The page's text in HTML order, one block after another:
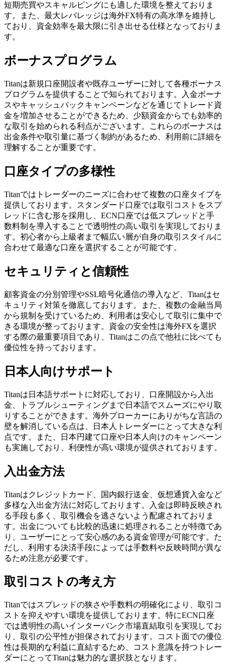
短期売買やスキャルピングにも適した環境を整えておりま
す。また、最大レバレッジは海外FX特有の高水準を維持し
ており、資金効率を最大限に引き出せる仕様となっておりま
す。
ボーナスプログラム
Titanは新規口座開設者や既存ユーザーに対して各種ボーナス
プログラムを提供することで知られております。入金ボーナ
スやキャッシュバックキャンペーンなどを通じてトレード資
金を増加させることができるため、少額資金からでも効率的
な取引を始められる利点がございます。これらのボーナスは
出金条件や取引量に基づく制約があるため、利用前に詳細を
理解することが重要です。
口座タイプの多様性
Titanではトレーダーのニーズに合わせて複数の口座タイプを
提供しております。スタンダード口座では取引コストをスプ
レッドに含む形を採用し、ECN口座では低スプレッドと手
数料制を導入することで透明性の高い取引を実現しておりま
す。初心者から上級者まで幅広い層が自身の取引スタイルに
合わせて最適な口座を選択することが可能です。
セキュリティと信頼性
顧客資金の分別管理やSSL暗号化通信の導入など、Titanはセ
キュリティ対策を徹底しております。また、複数の金融当局
から規制を受けているため、利用者は安心して取引に集中で
きる環境が整っております。資金の安全性は海外FXを選択
する際の最重要項目であり、Titanはこの点で他社に比べても
優位性を持っております。
日本人向けサポート
Titanは日本語サポートに対応しており、口座開設から入出
金、トラブルシューティングまで日本語でスムーズにやり取
りすることができます。海外ブローカーにありがちな言語の
壁を解消している点は、日本人トレーダーにとって大きな利
点です。また、日本円建て口座や日本人向けのキャンペーン
も実施しており、利便性が高い環境が提供されております。
入出金方法
Titanはクレジットカード、国内銀行送金、仮想通貨入金など
多様な入出金方法に対応しております。入金は即時反映され
る手段も多く、取引機会を逃さないよう配慮されておりま
す。出金についても比較的迅速に処理されることが特徴であ
り、ユーザーにとって安心感のある資金管理が可能です。た
だし、利用する決済手段によっては手数料や反映時間が異な
るため注意が必要です。
取引コストの考え方
Titanではスプレッドの狭さや手数料の明確化により、取引コ
ストを抑えやすい環境を提供しております。特にECN口座
では透明性の高いインターバンク市場直結取引を実現してお
り、取引の公平性が担保されております。コスト面での優位
性は長期的な利益に直結するため、コスト意識を持つトレー
ダーにとってTitanは魅力的な選択肢となります。